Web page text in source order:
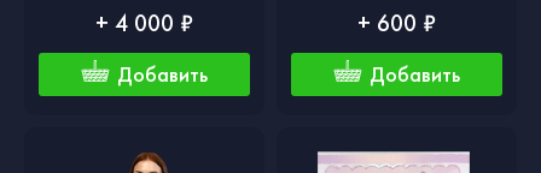
+ 4 000 ₽
Добавить
+ 600 ₽
Добавить